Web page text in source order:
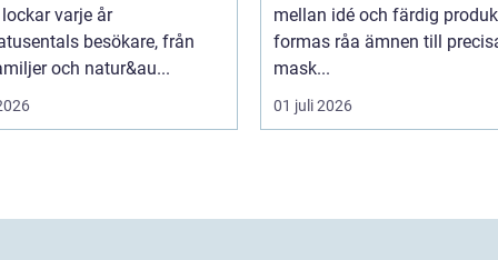
varje år
besökare, från
och natur&au...
mellan idé och färdig
formas råa ämnen till
mask...
01 juli 2026